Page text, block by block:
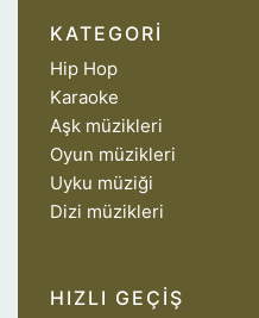
KATEGORI
Hip Hop
Karaoke
Aşk müzikleri
Oyun müzikleri
Uyku müziği
Dizi müzikleri
HIZLI GEÇIŞ